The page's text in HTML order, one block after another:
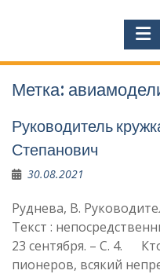
Метка:
Руководитель
Степанович
30.08.2021
Руднева, В.
Текст :
23 сентября. – С. 4.
пионеров, всякий